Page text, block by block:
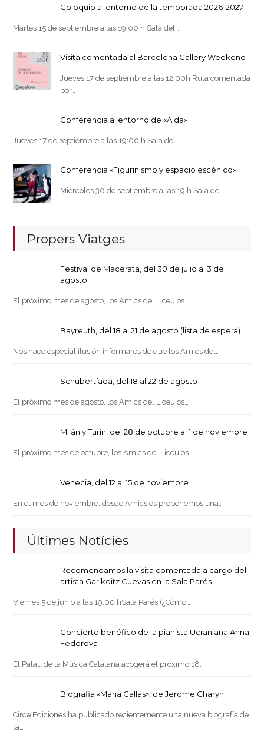
Coloquio al entorno de la temporada 2026-2027
Martes 15 de septiembre a las 19:00 h Sala del…
Visita comentada al Barcelona Gallery Weekend
Jueves 17 de septiembre a las 12:00h Ruta comentada
por…
Conferencia al entorno de «Aida»
Jueves 17 de septiembre a las 19:00 h Sala del…
Conferencia «Figurinismo y espacio escénico»
Miércoles 30 de septiembre a las 19 h Sala del…
Propers Viatges
Festival de Macerata, del 30 de julio al 3 de
agosto
El próximo mes de agosto, los Amics del Liceu os…
Bayreuth, del 18 al 21 de agosto (lista de espera)
Nos hace especial ilusión informaros de que los Amics del…
Schubertíada, del 18 al 22 de agosto
El próximo mes de agosto, los Amics del Liceu os…
Milán y Turín, del 28 de octubre al 1 de noviembre
El próximo mes de octubre, los Amics del Liceu os…
Venecia, del 12 al 15 de noviembre
En el mes de noviembre, desde Amics os proponemos una…
Últimes Notícies
Recomendamos la visita comentada a cargo del
artista Garikoitz Cuevas en la Sala Parés
Viernes 5 de junio a las 19:00 hSala Parés (¿Cómo…
Concierto benéfico de la pianista Ucraniana Anna
Fedorova
El Palau de la Música Catalana acogerá el próximo 18…
Biografia «Maria Callas», de Jerome Charyn
Circe Ediciones ha publicado recientemente una nueva biografía de
la…